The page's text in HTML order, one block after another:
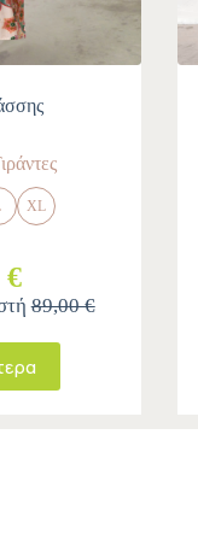
XL
€
89,00 €